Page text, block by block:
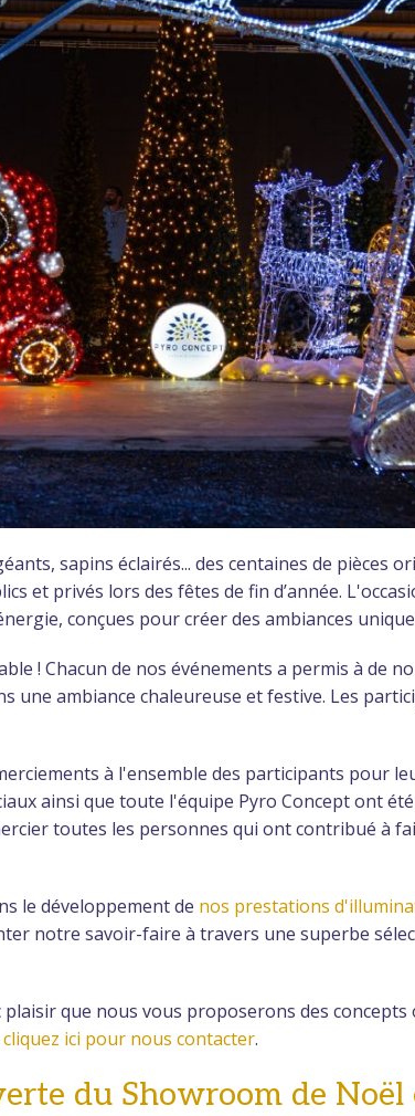
sapins éclairés... des centaines de pièces
et privés lors des fêtes de fin d’année.
conçues pour créer des ambiances
! Chacun de nos événements a permis à de
une ambiance chaleureuse et festive. Les
à l'ensemble des participants pour
ainsi que toute l'équipe Pyro Concept ont
toutes les personnes qui ont contribué à
le développement de nos prestations
notre savoir-faire à travers une superbe
plaisir que nous vous proposerons des
cliquez ici pour nous contacter.
du Showroom de Noël